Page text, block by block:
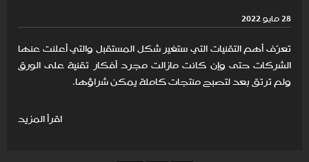
28 مايو 2022
تعرّف أهم التقنيات التي ستغير شكل المستقبل والتي أعلنت عنها
الشركات حتى وإن كانت مازالت مجرد أفكار تقنية على الورق
ولم ترتق بعد لتصبح منتجات كاملة يمكن شراؤها.
اقرأ المزيد